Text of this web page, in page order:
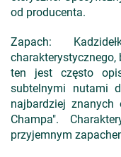
od producenta.
Zapach:
charakterystycznego,
ten jest często
subtelnymi nutami
najbardziej znanych
Champa".
przyjemnym